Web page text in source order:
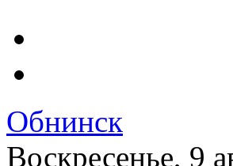
Обнинск
Воскресенье, 9